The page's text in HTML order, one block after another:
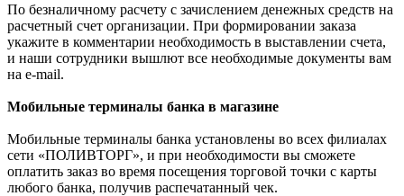
По безналичному расчету с зачислением денежных средств на
расчетный счет организации. При формировании заказа
укажите в комментарии необходимость в выставлении счета,
и наши сотрудники вышлют все необходимые документы вам
на e-mail.
Мобильные терминалы банка в магазине
Мобильные терминалы банка установлены во всех филиалах
сети «ПОЛИВТОРГ», и при необходимости вы сможете
оплатить заказ во время посещения торговой точки с карты
любого банка, получив распечатанный чек.